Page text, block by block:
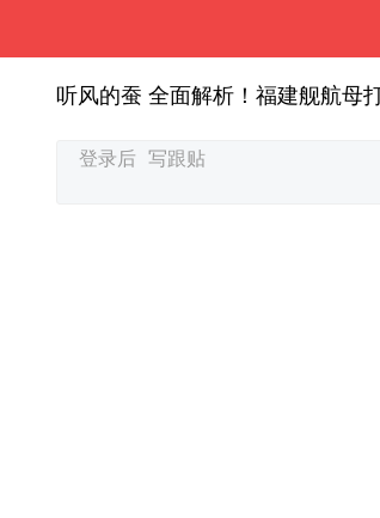
听风的蚕 全面解析！福建舰航母